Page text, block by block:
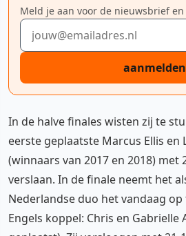
Meld je aan voor de nieuwsbrief
E-mailadres
aanmelden
In de halve finales wisten zij te
eerste geplaatste Marcus Ellis en
(winnaars van 2017 en 2018) met
verslaan. In de finale neemt het
Nederlandse duo het vandaag
Engels koppel: Chris en Gabrielle